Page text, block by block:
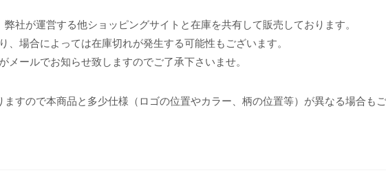
社が運営する他ショッピングサイトと在庫を共有して販売しております。
、場合によっては在庫切れが発生する可能性もございます。
メールでお知らせ致しますのでご了承下さいませ。
すので本商品と多少仕様（ロゴの位置やカラー、柄の位置等）が異なる場合もご